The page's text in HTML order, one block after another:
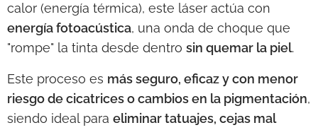
calor (energía térmica), este láser actúa con
energía fotoacústica, una onda de choque que
"rompe" la tinta desde dentro sin quemar la piel.
Este proceso es más seguro, eficaz y con menor
riesgo de cicatrices o cambios en la pigmentación,
siendo ideal para eliminar tatuajes, cejas mal